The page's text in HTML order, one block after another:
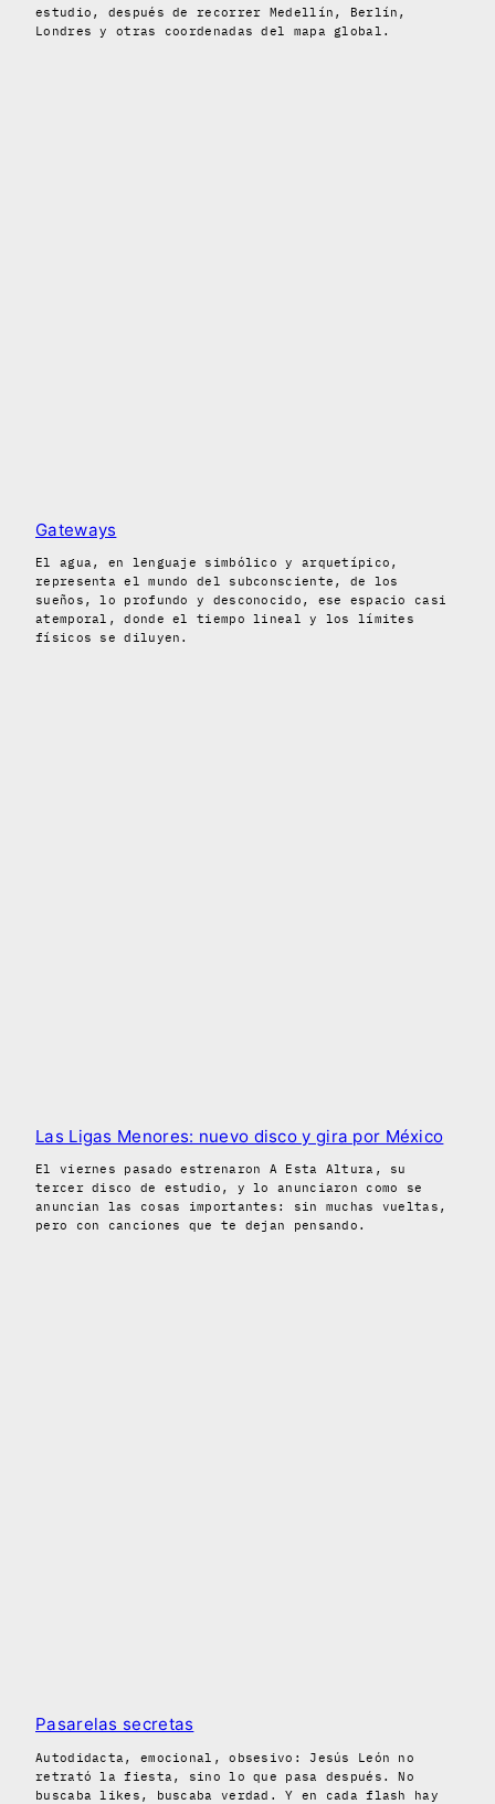
estudio, después de recorrer Medellín, Berlín,
Londres y otras coordenadas del mapa global.
Gateways
El agua, en lenguaje simbólico y arquetípico,
representa el mundo del subconsciente, de los
sueños, lo profundo y desconocido, ese espacio casi
atemporal, donde el tiempo lineal y los límites
físicos se diluyen.
Las Ligas Menores: nuevo disco y gira por México
El viernes pasado estrenaron A Esta Altura, su
tercer disco de estudio, y lo anunciaron como se
anuncian las cosas importantes: sin muchas vueltas,
pero con canciones que te dejan pensando.
Pasarelas secretas
Autodidacta, emocional, obsesivo: Jesús León no
retrató la fiesta, sino lo que pasa después. No
buscaba likes, buscaba verdad. Y en cada flash hay